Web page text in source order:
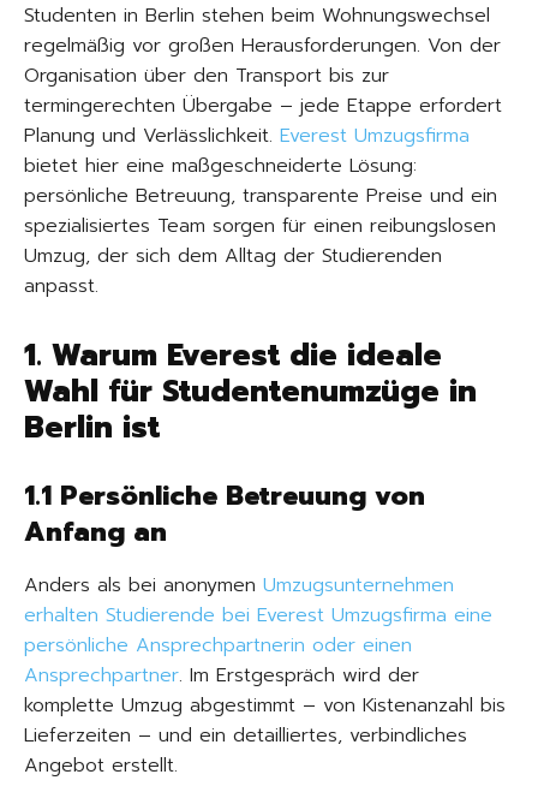
Studenten in Berlin stehen beim Wohnungswechsel
regelmäßig vor großen Herausforderungen. Von der
Organisation über den Transport bis zur
termingerechten Übergabe – jede Etappe erfordert
Planung und Verlässlichkeit. Everest Umzugsfirma
bietet hier eine maßgeschneiderte Lösung:
persönliche Betreuung, transparente Preise und ein
spezialisiertes Team sorgen für einen reibungslosen
Umzug, der sich dem Alltag der Studierenden
anpasst.
1. Warum Everest die ideale
Wahl für Studentenumzüge in
Berlin ist
1.1 Persönliche Betreuung von
Anfang an
Anders als bei anonymen Umzugsunternehmen
erhalten Studierende bei Everest Umzugsfirma eine
persönliche Ansprechpartnerin oder einen
Ansprechpartner. Im Erstgespräch wird der
komplette Umzug abgestimmt – von Kistenanzahl bis
Lieferzeiten – und ein detailliertes, verbindliches
Angebot erstellt.